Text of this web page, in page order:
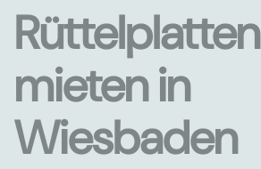
Rüttelplatten
mieten in
Wiesbaden